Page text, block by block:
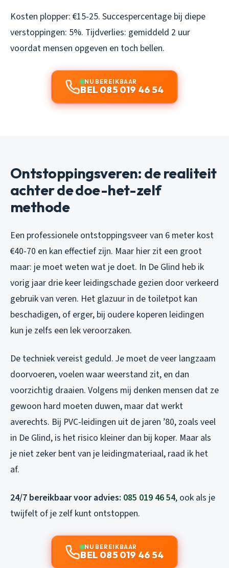
Kosten plopper: €15-25. Succespercentage bij diepe
verstoppingen: 5%. Tijdverlies: gemiddeld 2 uur
voordat mensen opgeven en toch bellen.
NU BEREIKBAAR
BEL 085 019 46 54
Ontstoppingsveren: de realiteit
achter de doe-het-zelf
methode
Een professionele ontstoppingsveer van 6 meter kost
€40-70 en kan effectief zijn. Maar hier zit een groot
maar: je moet weten wat je doet. In De Glind heb ik
vorig jaar drie keer leidingschade gezien door verkeerd
gebruik van veren. Het glazuur in de toiletpot kan
beschadigen, of erger, bij oudere koperen leidingen
kun je zelfs een lek veroorzaken.
De techniek vereist geduld. Je moet de veer langzaam
doorvoeren, voelen waar weerstand zit, en dan
voorzichtig draaien. Volgens mij denken mensen dat ze
gewoon hard moeten duwen, maar dat werkt
averechts. Bij PVC-leidingen uit de jaren ’80, zoals veel
in De Glind, is het risico kleiner dan bij koper. Maar als
je niet zeker bent van je leidingmateriaal, raad ik het
af.
24/7 bereikbaar voor advies: 085 019 46 54, ook als je
twijfelt of je zelf kunt ontstoppen.
NU BEREIKBAAR
BEL 085 019 46 54